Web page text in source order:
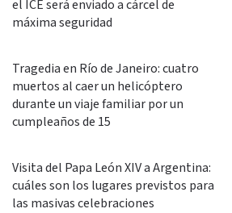
el ICE será enviado a cárcel de
máxima seguridad
Tragedia en Río de Janeiro: cuatro
muertos al caer un helicóptero
durante un viaje familiar por un
cumpleaños de 15
Visita del Papa León XIV a Argentina:
cuáles son los lugares previstos para
las masivas celebraciones